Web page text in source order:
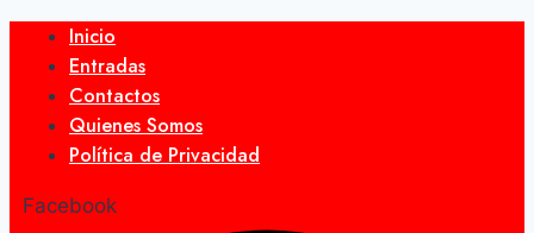
Inicio
Entradas
Contactos
Quienes Somos
Política de Privacidad
Facebook